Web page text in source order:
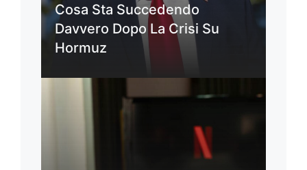
Cosa Sta Succedendo
Davvero Dopo La Crisi Su
Hormuz